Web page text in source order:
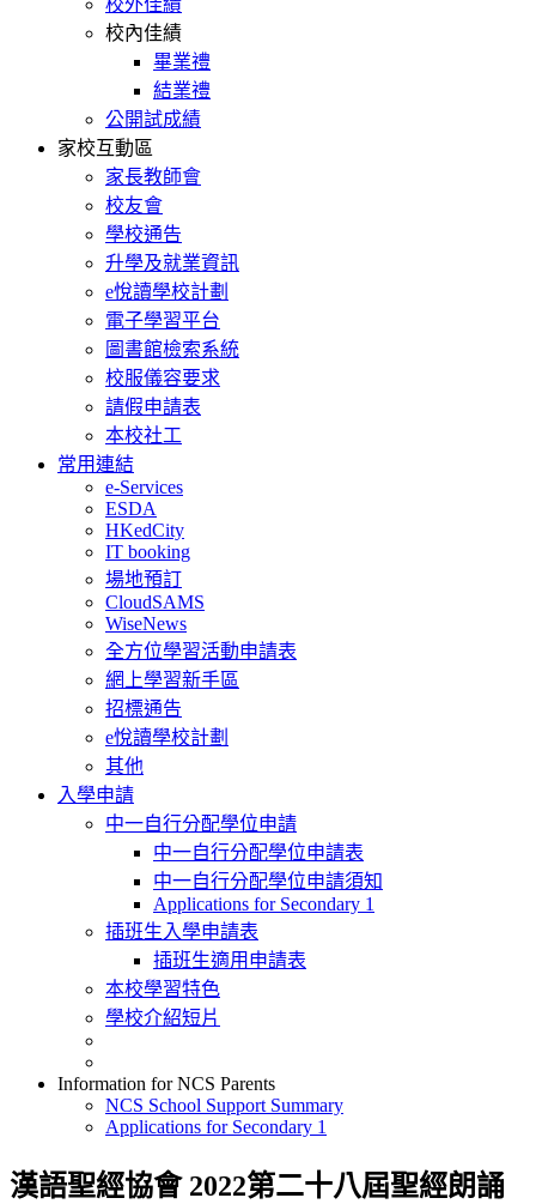
校外佳績
校內佳績
畢業禮
結業禮
公開試成績
家校互動區
家長教師會
校友會
學校通告
升學及就業資訊
e悅讀學校計劃
電子學習平台
圖書館檢索系統
校服儀容要求
請假申請表
本校社工
常用連結
e-Services
ESDA
HKedCity
IT booking
場地預訂
CloudSAMS
WiseNews
全方位學習活動申請表
網上學習新手區
招標通告
e悅讀學校計劃
其他
入學申請
中一自行分配學位申請
中一自行分配學位申請表
中一自行分配學位申請須知
Applications for Secondary 1
插班生入學申請表
插班生適用申請表
本校學習特色
學校介紹短片
Information for NCS Parents
NCS School Support Summary
Applications for Secondary 1
漢語聖經協會 2022第二十八屆聖經朗誦